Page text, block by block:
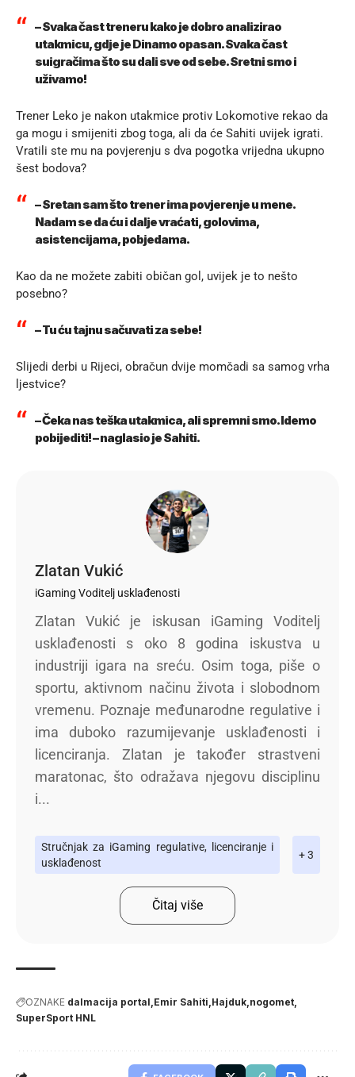
– Svaka čast treneru kako je dobro analizirao
utakmicu, gdje je Dinamo opasan. Svaka čast
suigračima što su dali sve od sebe. Sretni smo i
uživamo!
Trener Leko je nakon utakmice protiv Lokomotive rekao da
ga mogu i smijeniti zbog toga, ali da će Sahiti uvijek igrati.
Vratili ste mu na povjerenju s dva pogotka vrijedna ukupno
šest bodova?
– Sretan sam što trener ima povjerenje u mene.
Nadam se da ću i dalje vraćati, golovima,
asistencijama, pobjedama.
Kao da ne možete zabiti običan gol, uvijek je to nešto
posebno?
– Tu ću tajnu sačuvati za sebe!
Slijedi derbi u Rijeci, obračun dvije momčadi sa samog vrha
ljestvice?
– Čeka nas teška utakmica, ali spremni smo. Idemo
pobijediti! – naglasio je Sahiti.
Zlatan Vukić
iGaming Voditelj usklađenosti
Zlatan Vukić je iskusan iGaming Voditelj
usklađenosti s oko 8 godina iskustva u
industriji igara na sreću. Osim toga, piše o
sportu, aktivnom načinu života i slobodnom
vremenu. Poznaje međunarodne regulative i
ima duboko razumijevanje usklađenosti i
licenciranja. Zlatan je također strastveni
maratonac, što odražava njegovu disciplinu
i...
Stručnjak za iGaming regulative, licenciranje i
usklađenost
+ 3
Čitaj više
OZNAKE dalmacija portal Emir Sahiti Hajduk nogomet
SuperSport HNL